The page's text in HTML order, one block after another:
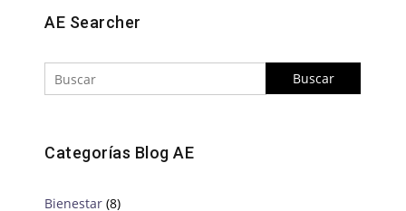
AE Searcher
Categorías Blog AE
Bienestar (8)